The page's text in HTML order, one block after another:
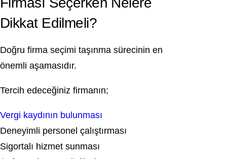
Dikkat Edilmeli?
Doğru firma seçimi taşınma sürecinin en
önemli aşamasıdır.
Tercih edeceğiniz firmanın;
Vergi kaydının bulunması
Deneyimli personel çalıştırması
Sigortalı hizmet sunması